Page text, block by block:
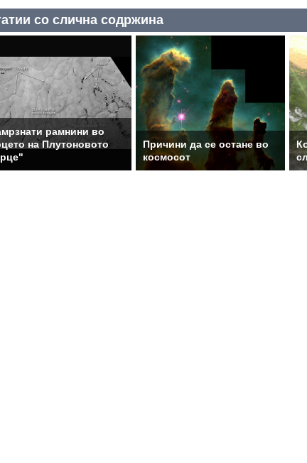
со слична содржина
рамнини во
на Плутоновото
Причини да се остане во
космосот